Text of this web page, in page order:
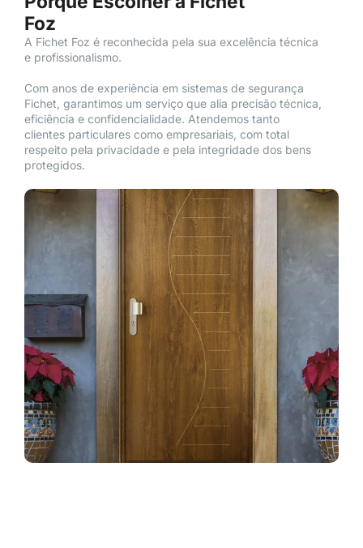
Foz
A Fichet Foz é reconhecida pela sua excelência técnica
e profissionalismo.
Com anos de experiência em sistemas de segurança
Fichet, garantimos um serviço que alia precisão técnica,
eficiência e confidencialidade. Atendemos tanto
clientes particulares como empresariais, com total
respeito pela privacidade e pela integridade dos bens
protegidos.